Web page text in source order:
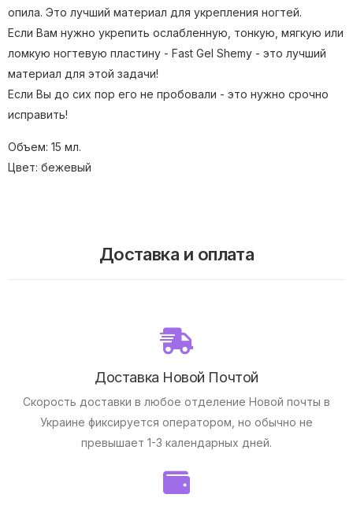
опила. Это лучший материал для укрепления ногтей.
Если Вам нужно укрепить ослабленную, тонкую, мягкую или
ломкую ногтевую пластину - Fast Gel Shemy - это лучший
материал для этой задачи!
Если Вы до сих пор его не пробовали - это нужно срочно
исправить!
Объем: 15 мл.
Цвет: бежевый
Доставка и оплата
Доставка Новой Почтой
Скорость доставки в любое отделение Новой почты в
Украине фиксируется оператором, но обычно не
превышает 1-3 календарных дней.